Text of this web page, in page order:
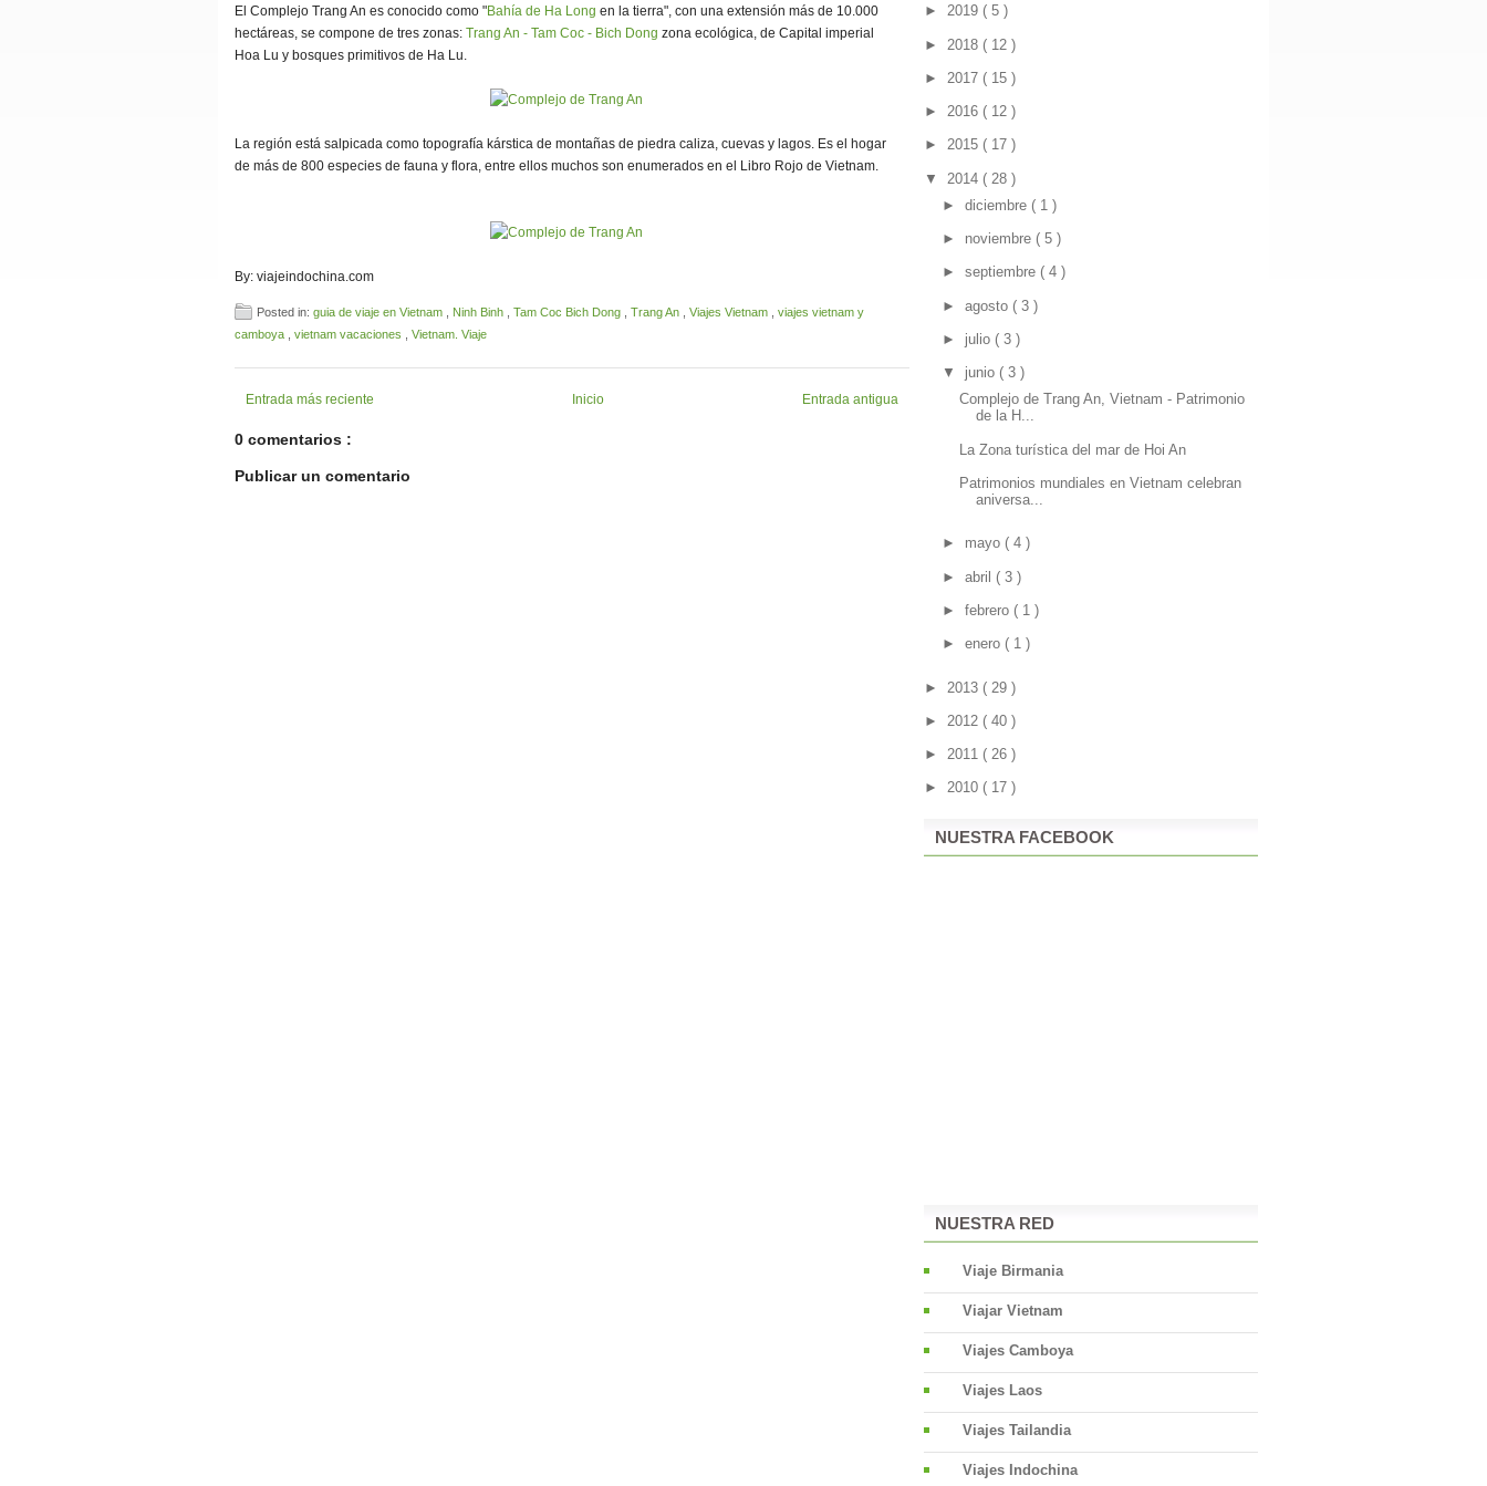
El Complejo Trang An es conocido como "Bahía de Ha Long en la tierra", con una extensión más de 10.000
hectáreas, se compone de tres zonas: Trang An - Tam Coc - Bich Dong zona ecológica, de Capital imperial
Hoa Lu y bosques primitivos de Ha Lu.
La región está salpicada como topografía kárstica de montañas de piedra caliza, cuevas y lagos. Es el hogar
de más de 800 especies de fauna y flora, entre ellos muchos son enumerados en el Libro Rojo de Vietnam.
By: viajeindochina.com
Posted in: guia de viaje en Vietnam Ninh Binh Tam Coc Bich Dong Trang An Viajes Vietnam
viajes vietnam y
camboya
vietnam vacaciones Vietnam. Viaje
Entrada más reciente Entrada antigua
Inicio
0 comentarios :
Publicar un comentario
► 2019 ( 5 )
► 2018 ( 12 )
► 2017 ( 15 )
► 2016 ( 12 )
► 2015 ( 17 )
▼ 2014 ( 28 )
► diciembre ( 1 )
► noviembre ( 5 )
► septiembre ( 4 )
► agosto ( 3 )
► julio ( 3 )
▼ junio ( 3 )
Complejo de Trang An, Vietnam - Patrimonio
de la H...
La Zona turística del mar de Hoi An
Patrimonios mundiales en Vietnam celebran
aniversa...
► mayo ( 4 )
► abril ( 3 )
► febrero ( 1 )
► enero ( 1 )
► 2013 ( 29 )
► 2012 ( 40 )
► 2011 ( 26 )
► 2010 ( 17 )
NUESTRA FACEBOOK
NUESTRA RED
Viaje Birmania
Viajar Vietnam
Viajes Camboya
Viajes Laos
Viajes Tailandia
Viajes Indochina